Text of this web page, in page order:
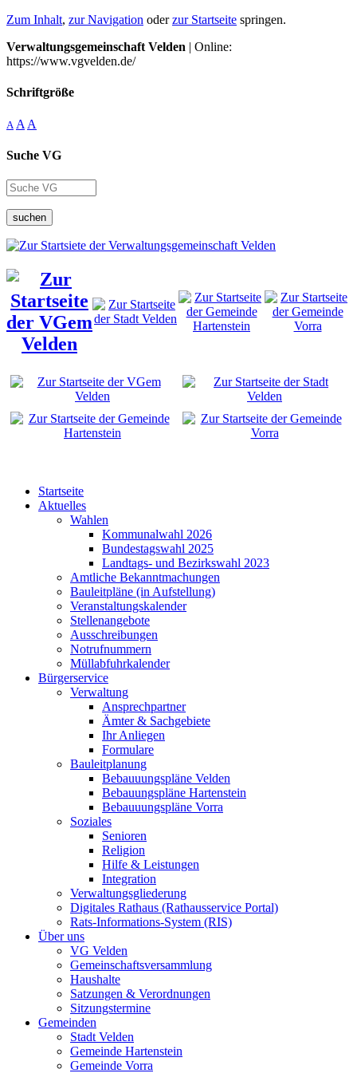
Zum Inhalt, zur Navigation oderzur Startseite springen.
Verwaltungsgemeinschaft Velden | Online:
https://www.vgvelden.de/
Schriftgröße
A A A
Suche VG
suchen
Startseite
Aktuelles
Wahlen
Kommunalwahl 2026
Bundestagswahl 2025
Landtags- und Bezirkswahl 2023
Amtliche Bekanntmachungen
Bauleitpläne (in Aufstellung)
Veranstaltungskalender
Stellenangebote
Ausschreibungen
Notrufnummern
Müllabfuhrkalender
Bürgerservice
Verwaltung
Ansprechpartner
Ämter & Sachgebiete
Ihr Anliegen
Formulare
Bauleitplanung
Bebauuungspläne Velden
Bebauungspläne Hartenstein
Bebauuungspläne Vorra
Soziales
Senioren
Religion
Hilfe & Leistungen
Integration
Verwaltungsgliederung
Digitales Rathaus (Rathausservice Portal)
Rats-Informations-System (RIS)
Über uns
VG Velden
Gemeinschaftsversammlung
Haushalte
Satzungen & Verordnungen
Sitzungstermine
Gemeinden
Stadt Velden
Gemeinde Hartenstein
Gemeinde Vorra